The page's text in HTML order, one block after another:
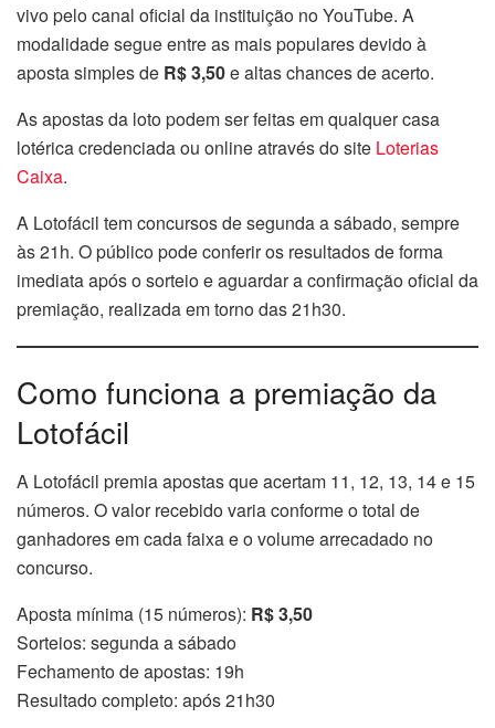
vivo pelo canal oficial da instituição no YouTube. A
modalidade segue entre as mais populares devido à
aposta simples de R$ 3,50e altas chances de acerto.
As apostas da loto podem ser feitas em qualquer casa
lotérica credenciada ou online através do site Loterias
Caixa.
A Lotofácil tem concursos de segunda a sábado, sempre
às 21h. O público pode conferir os resultados de forma
imediata após o sorteio e aguardar a confirmação oficial da
premiação, realizada em torno das 21h30.
Como funciona a premiação da
Lotofácil
A Lotofácil premia apostas que acertam 11, 12, 13, 14 e 15
números. O valor recebido varia conforme o total de
ganhadores em cada faixa e o volume arrecadado no
concurso.
Aposta mínima (15 números): R$ 3,50
Sorteios: segunda a sábado
Fechamento de apostas: 19h
Resultado completo: após 21h30